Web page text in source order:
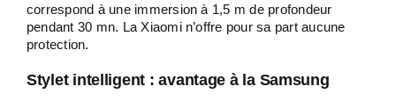
correspond à une immersion à 1,5 m de profondeur
pendant 30 mn. La Xiaomi n’offre pour sa part aucune
protection.
Stylet intelligent : avantage à la Samsung